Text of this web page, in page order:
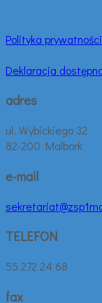
Polityka prywatności
Deklaracja
adres
ul. Wybickiego 32
82-200 Malbork
e-mail
TELEFON
55 272 24 68
fax